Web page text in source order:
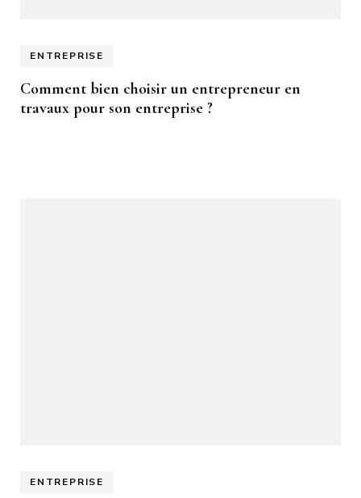
ENTREPRISE
Comment bien choisir un entrepreneur en
travaux pour son entreprise ?
ENTREPRISE